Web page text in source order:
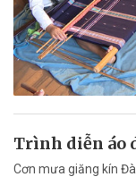
Trình diễn áo
Cơn mưa giăng kín